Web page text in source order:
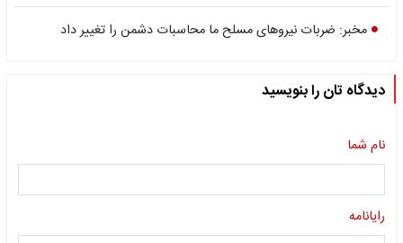
مخبر: ضربات نیروهای مسلح ما محاسبات دشمن را تغییر داد
دیدگاه تان را بنویسید
نام شما
رایانامه